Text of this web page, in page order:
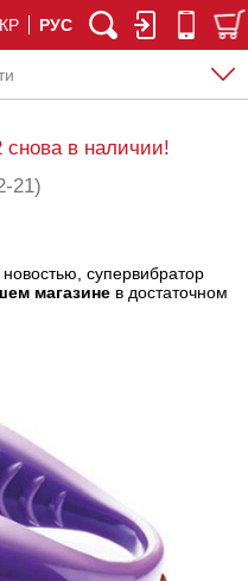
РУС
в наличии!
21)
супервибратор
магазине в достаточном